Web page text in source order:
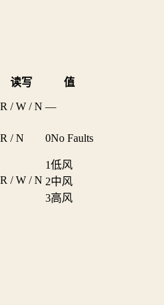
读写
值
R / W / N —
R / N 0No Faults
R / W / N
1低风
2中风
3高风